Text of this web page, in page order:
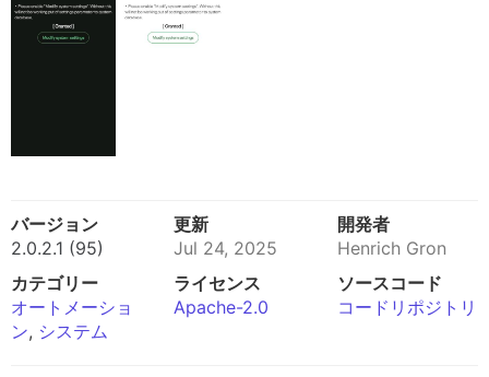
バージョン
2.0.2.1 (95)
更新
Jul 24, 2025
開発者
Henrich Gron
カテゴリー
オートメーショ
ン, システム
ライセンス
Apache-2.0
ソースコード
コードリポジトリ